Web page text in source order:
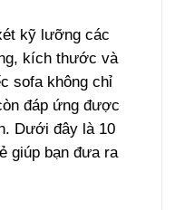
kỹ lưỡng các
kích thước và
sofa không chỉ
đáp ứng được
Dưới đây là 10
giúp bạn đưa ra